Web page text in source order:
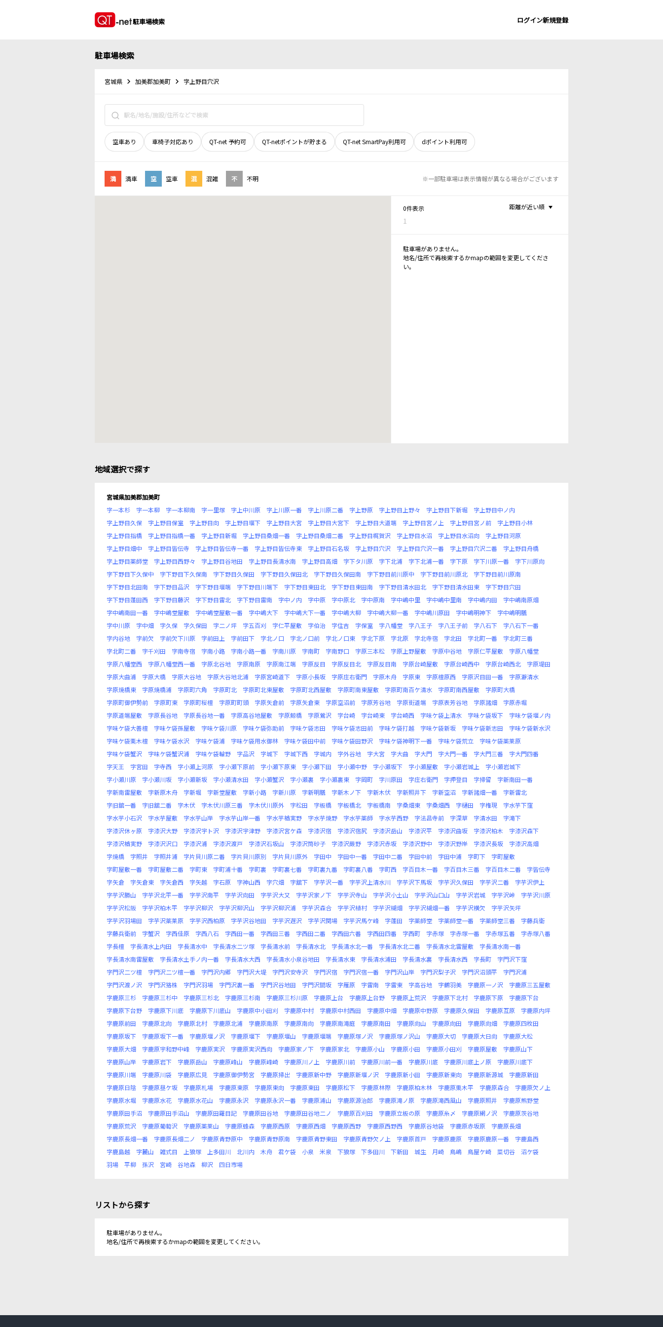
駐車場検索 ログイン新規登録
駐車場検索
宮城県 加美郡加美町 字上野目穴沢
空車あり 車椅子対応あり QT-net 予約可 QT-netポイントが貯まる QT-net SmartPay利用可 dポイント利用可
満 満車 空 空車 混 混雑 不 不明 ※一部駐車場は表示情報が異なる場合がございます
0件表示
1
距離が近い順
駐車場がありません。
地名/住所で再検索するかmapの範囲を変更してくださ
い。
地域選択で探す
宮城県加美郡加美町
字一本杉
字一本柳 字一本柳南 字一里塚 字上中川原 字上川原一番 字上川原二番 字上野原 字上野目上野々 字上野目下新堀
字上野目中ノ内
字上野目久保
字上野目保室 字上野目向 字上野目堰下 字上野目大宮 字上野目大宮下 字上野目大道端 字上野目宮ノ上 字上野目宮ノ前
字上野目小林
字上野目指橋
字上野目指橋一番 字上野目新堀 字上野目桑畑一番 字上野目桑畑二番 字上野目梶賀沢 字上野目水沼 字上野目水沼向
字上野目河原
字上野目畑中
字上野目皆伝寺 字上野目皆伝寺一番 字上野目皆伝寺東 字上野目石名坂 字上野目穴沢 字上野目穴沢一番 字上野目穴沢二番
字上野目舟橋
字上野目薬師堂
字上野目西野々 字上野目谷地田 字上野目長清水南 字上野目高畑 字下タ川原 字下北浦 字下北浦一番 字下原 字下川原一番
字下川原向
字下野目下久保中
字下野目下久保南 字下野目久保田 字下野目久保田北 字下野目久保田南 字下野目前川原中 字下野目前川原北
字下野目前川原南
字下野目北田南
字下野目品沢 字下野目堰端 字下野目川端下 字下野目東田北 字下野目東田南 字下野目清水田北 字下野目清水田東
字下野目穴田
字下野目蓬田西
字下野目藤沢 字下野目雷北 字下野目雷南 字中ノ内 字中原 字中原北 字中原南 字中嶋中里 字中嶋中里南 字中嶋内田
字中嶋南原畑
字中嶋南田一番
字中嶋堂屋敷 字中嶋堂屋敷一番 字中嶋大下 字中嶋大下一番 字中嶋大柳 字中嶋大柳一番 字中嶋川原田 字中嶋明神下
字中嶋明膳
字中川原
字中畑 字久保 字久保田 字二ノ坪 字五百刈 字仁平屋敷 字伯治 字住吉 字保室 字八幡堂 字八王子 字八王子前 字八石下
字八石下一番
字内谷地
字前欠 字前欠下川原 字前田上 字前田下 字北ノ口 字北ノ口前 字北ノ口東 字北下原 字北原 字北寺宿 字北田 字北町一番
字北町三番
字北町二番
字千刈田 字南寺宿 字南小路 字南小路一番 字南川原 字南町 字南野口 字原三本松 字原上野屋敷 字原中谷地 字原仁平屋敷
字原八幡堂
字原八幡堂西
字原八幡堂西一番 字原北谷地 字原南原 字原南江端 字原反目 字原反目北 字原反目南 字原台崎屋敷 字原台崎西中 字原台崎西北
字原堤田
字原大曲浦
字原大橋 字原大谷地 字原大谷地北浦 字原宮崎道下 字原小長坂 字原庄右衛門 字原木舟 字原東 字原檀原西 字原沢目田一番
字原瀞清水
字原焼橋東
字原焼橋浦 字原町六角 字原町北 字原町北東屋敷 字原町北西屋敷 字原町南東屋敷 字原町南百ケ清水 字原町南西屋敷
字原町大橋
字原町御伊勢前
字原町東 字原町桜檀 字原町町頭 字原矢倉前 字原矢倉東 字原空沼前 字原芳谷地 字原街道端 字原表芳谷地 字原諸畑
字原赤堀
字原道端屋敷
字原長谷地 字原長谷地一番 字原高谷地屋敷 字原鯨橋 字原鶯沢 字台崎 字台崎東 字台崎西 字味ケ袋上清水 字味ケ袋坂下
字味ケ袋堰ノ内
字味ケ袋大善檀
字味ケ袋孫屋敷 字味ケ袋川原 字味ケ袋弥助前 字味ケ袋志田 字味ケ袋志田前 字味ケ袋打越 字味ケ袋新坂 字味ケ袋新志田
字味ケ袋新水沢
字味ケ袋栗木檀
字味ケ袋水沢 字味ケ袋浦 字味ケ袋用水御林 字味ケ袋田中前 字味ケ袋田野沢 字味ケ袋神明下一番 字味ケ袋荒立
字味ケ袋薬莱原
字味ケ袋蟹沢
字味ケ袋蟹沢浦 字味ケ袋輪野 字品沢 字城下 字城下西 字城内 字外谷地 字大宮 字大曲 字大門 字大門一番 字大門三番
字大門四番
字天王
字宮田 字寺西 字小瀬上河原 字小瀬下原前 字小瀬下原東 字小瀬下田 字小瀬中野 字小瀬坂下 字小瀬屋敷 字小瀬岩城上
字小瀬岩城下
字小瀬川原
字小瀬川坂 字小瀬新坂 字小瀬清水田 字小瀬蟹沢 字小瀬裏 字小瀬裏東 字岡町 字川原田 字庄右衛門 字押登目 字掃留
字新南田一番
字新南雷屋敷
字新原木舟 字新堀 字新堂屋敷 字新小路 字新川原 字新明膳 字新木ノ下 字新木伏 字新照井下 字新空沼 字新諸畑一番
字新雷北
字旧舘一番
字旧舘二番 字木伏 字木伏川原三番 字木伏川原外 字松田 字板橋 字板橋北 字板橋南 字桑畑東 字桑畑西 字樋田 字権現
字水芋下窪
字水芋小石沢
字水芋屋敷 字水芋山岸 字水芋山岸一番 字水芋楢実野 字水芋焼野 字水芋薬師 字水芋西野 字法昌寺前 字深草 字清水田
字滝下
字漆沢休ヶ原
字漆沢大野 字漆沢宇ト沢 字漆沢宇津野 字漆沢宮ケ森 字漆沢宿 字漆沢宿尻 字漆沢岳山 字漆沢平 字漆沢曲坂 字漆沢柏木
字漆沢森下
字漆沢楢実野
字漆沢沢口 字漆沢浦 字漆沢渡戸 字漆沢石坂山 字漆沢筒砂子 字漆沢蕨野 字漆沢赤坂 字漆沢野中 字漆沢野岸 字漆沢長坂
字漆沢高畑
字焼橋
字照井 字照井浦 字片貝川原二番 字片貝川原別 字片貝川原外 字田中 字田中一番 字田中二番 字田中前 字田中浦 字町下
字町屋敷
字町屋敷一番
字町屋敷二番 字町東 字町浦十番 字町裏 字町裏七番 字町裏九番 字町裏八番 字町西 字百目木一番 字百目木三番 字百目木二番
字皆伝寺
字矢倉
字矢倉東 字矢倉西 字矢越 字石原 字神山西 字穴畑 字舘下 字芋沢一番 字芋沢上清水川 字芋沢下馬坂 字芋沢久保田 字芋沢二番
字芋沢伊上
字芋沢勝山
字芋沢北平一番 字芋沢南平 字芋沢向田 字芋沢大又 字芋沢家ノ下 字芋沢寺山 字芋沢小土山 字芋沢山口山 字芋沢岩城 字芋沢峠
字芋沢川原
字芋沢松阪
字芋沢柏木平 字芋沢柳沢 字芋沢柳沢山 字芋沢柳沢浦 字芋沢森合 字芋沢植村 字芋沢楜畑 字芋沢楜畑一番 字芋沢横欠
字芋沢矢坪
字芋沢羽場田
字芋沢薬莱原 字芋沢西柏原 字芋沢谷地田 字芋沢遅沢 字芋沢関場 字芋沢馬ケ峰 字蓬田 字薬師堂 字薬師堂一番 字薬師堂三番
字藤兵衛
字藤兵衛前
字蟹沢 字西佳原 字西八石 字西田一番 字西田三番 字西田二番 字西田六番 字西田四番 字西町 字赤塚 字赤塚一番 字赤塚五番
字赤塚八番
字長檀
字長清水上内田 字長清水中 字長清水二ツ塚 字長清水前 字長清水北 字長清水北一番 字長清水北二番 字長清水北雷屋敷
字長清水南一番
字長清水南雷屋敷
字長清水土手ノ内一番 字長清水大西 字長清水小泉谷地田 字長清水東 字長清水浦田 字長清水裏 字長清水西 字長町
字門沢下窪
字門沢二ツ檀
字門沢二ツ檀一番 字門沢内郷 字門沢大堤 字門沢安寺沢 字門沢宿 字門沢宿一番 字門沢山岸 字門沢梨子沢 字門沢沼頭平
字門沢浦
字門沢渡ノ沢
字門沢狢株 字門沢羽場 字門沢裏一番 字門沢谷地田 字門沢間坂 字雁原 字雷南 字雷東 字高谷地 字鶴羽美 字鹿原一ノ沢
字鹿原三五屋敷
字鹿原三杉
字鹿原三杉中 字鹿原三杉北 字鹿原三杉南 字鹿原三杉川原 字鹿原上台 字鹿原上台野 字鹿原上荒沢 字鹿原下北村 字鹿原下原
字鹿原下台
字鹿原下台野
字鹿原下川底 字鹿原下川底山 字鹿原中小田刈 字鹿原中村 字鹿原中村西田 字鹿原中畑 字鹿原中野原 字鹿原久保田 字鹿原互原
字鹿原内坪
字鹿原前田
字鹿原北向 字鹿原北村 字鹿原北浦 字鹿原南原 字鹿原南向 字鹿原南滝庭 字鹿原南田 字鹿原向山 字鹿原向田 字鹿原向畑
字鹿原四枚田
字鹿原坂下
字鹿原坂下一番 字鹿原堰ノ沢 字鹿原堰下 字鹿原堰山 字鹿原堰端 字鹿原塚ノ沢 字鹿原塚ノ沢山 字鹿原大切 字鹿原大日向
字鹿原大松
字鹿原大畑
字鹿原宇和野中峰 字鹿原実沢 字鹿原実沢西向 字鹿原家ノ下 字鹿原家北 字鹿原小山 字鹿原小田 字鹿原小田刈 字鹿原屋敷
字鹿原山下
字鹿原山岸
字鹿原岩下 字鹿原岳山 字鹿原峰山 字鹿原峰崎 字鹿原川ノ上 字鹿原川前 字鹿原川前一番 字鹿原川底 字鹿原川底上ノ原
字鹿原川底下
字鹿原川端
字鹿原川袋 字鹿原広見 字鹿原御伊勢宮 字鹿原掃出 字鹿原新中野 字鹿原新堰ノ沢 字鹿原新小田 字鹿原新東向 字鹿原新源城
字鹿原新田
字鹿原日陰
字鹿原昼ケ坂 字鹿原札場 字鹿原東原 字鹿原東向 字鹿原東田 字鹿原松下 字鹿原林際 字鹿原柏木林 字鹿原栗木平 字鹿原森合
字鹿原欠ノ上
字鹿原水堀
字鹿原水花 字鹿原水花山 字鹿原永沢 字鹿原永沢一番 字鹿原浦山 字鹿原源治郎 字鹿原滝ノ原 字鹿原滝西風山 字鹿原照井
字鹿原熊野堂
字鹿原田手沼
字鹿原田手沼山 字鹿原田羅目記 字鹿原田谷地 字鹿原田谷地二ノ 字鹿原百刈田 字鹿原立板の原 字鹿原糸〆 字鹿原網ノ沢
字鹿原茨谷地
字鹿原荒沢
字鹿原葡萄沢 字鹿原薬莱山 字鹿原蜂森 字鹿原西原 字鹿原西畑 字鹿原西野 字鹿原西野西 字鹿原谷地袋 字鹿原赤坂原
字鹿原長畑
字鹿原長畑一番
字鹿原長畑二ノ 字鹿原青野原中 字鹿原青野原南 字鹿原青野東田 字鹿原青野欠ノ上 字鹿原首戸 字鹿原鹿原 字鹿原鹿原一番
字鹿島西
字鹿島越
字麓山 雑式目 上狼塚 上多田川 北川内 木舟 君ケ袋 小泉 米泉 下狼塚 下多田川 下新田 城生 月崎 鳥嶋 鳥屋ケ崎 菜切谷
沼ケ袋
羽場
平柳 孫沢 宮崎 谷地森 柳沢 四日市場
リストから探す
駐車場がありません。
地名/住所で再検索するかmapの範囲を変更してください。